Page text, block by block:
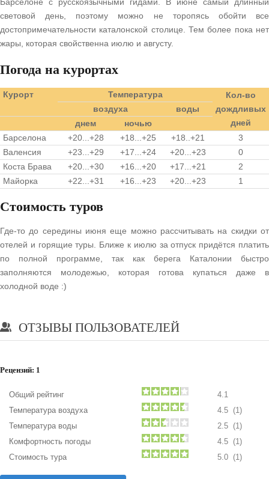
Барселоне с русскоязычными гидами. В июне самый длинный
световой день, поэтому можно не торопясь обойти все
достопримечательности каталонской столице. Тем более пока нет
жары, которая свойственна июлю и августу.
Погода на курортах
Курорт Температура
Кол-во
дождливых
дней
воздуха
воды
днем
ночью
Барселона
+20...+28 +18...+25 +18..+21
3
Валенсия
+23...+29 +17...+24 +20...+23
0
Коста Брава
+20...+30 +16...+20 +17...+21
2
Майорка
+22...+31 +16...+23 +20...+23 1
Стоимость туров
Где-то до середины июня еще можно рассчитывать на скидки от
отелей и горящие туры. Ближе к июлю за отпуск придётся платить
по полной программе, так как берега Каталонии быстро
заполняются молодежью, которая готова купаться даже в
холодной воде :)
ОТЗЫВЫ ПОЛЬЗОВАТЕЛЕЙ
Рецензий: 1
Общий рейтинг
4.1
Температура воздуха
4.5 (1)
Температура воды
2.5 (1)
Комфортность погоды
4.5 (1)
Стоимость тура
5.0 (1)